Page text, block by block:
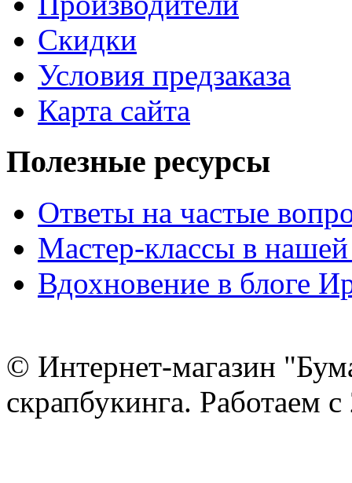
Скидки
Условия предзаказа
Карта сайта
Полезные ресурсы
Ответы на частые
Мастер-классы в нашей
Вдохновение в блоге
© Интернет-магазин
скрапбукинга. Работаем с